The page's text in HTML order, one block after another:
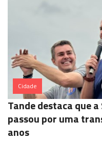
Cidade
Tande destaca que
passou por uma
anos